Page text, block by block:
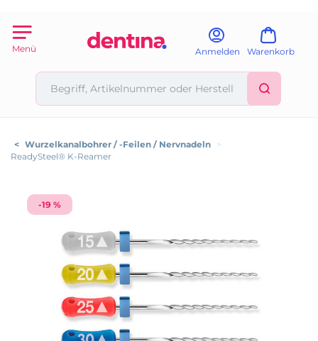
Menü Anmelden Warenkorb
< Wurzelkanalbohrer / -Feilen / Nervnadeln >
ReadySteel® K-Reamer
-19 %